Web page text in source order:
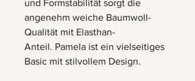
und Formstabilität sorgt die
angenehm weiche Baumwoll-
Qualität mit Elasthan-
Anteil. Pamela ist ein vielseitiges
Basic mit stilvollem Design.